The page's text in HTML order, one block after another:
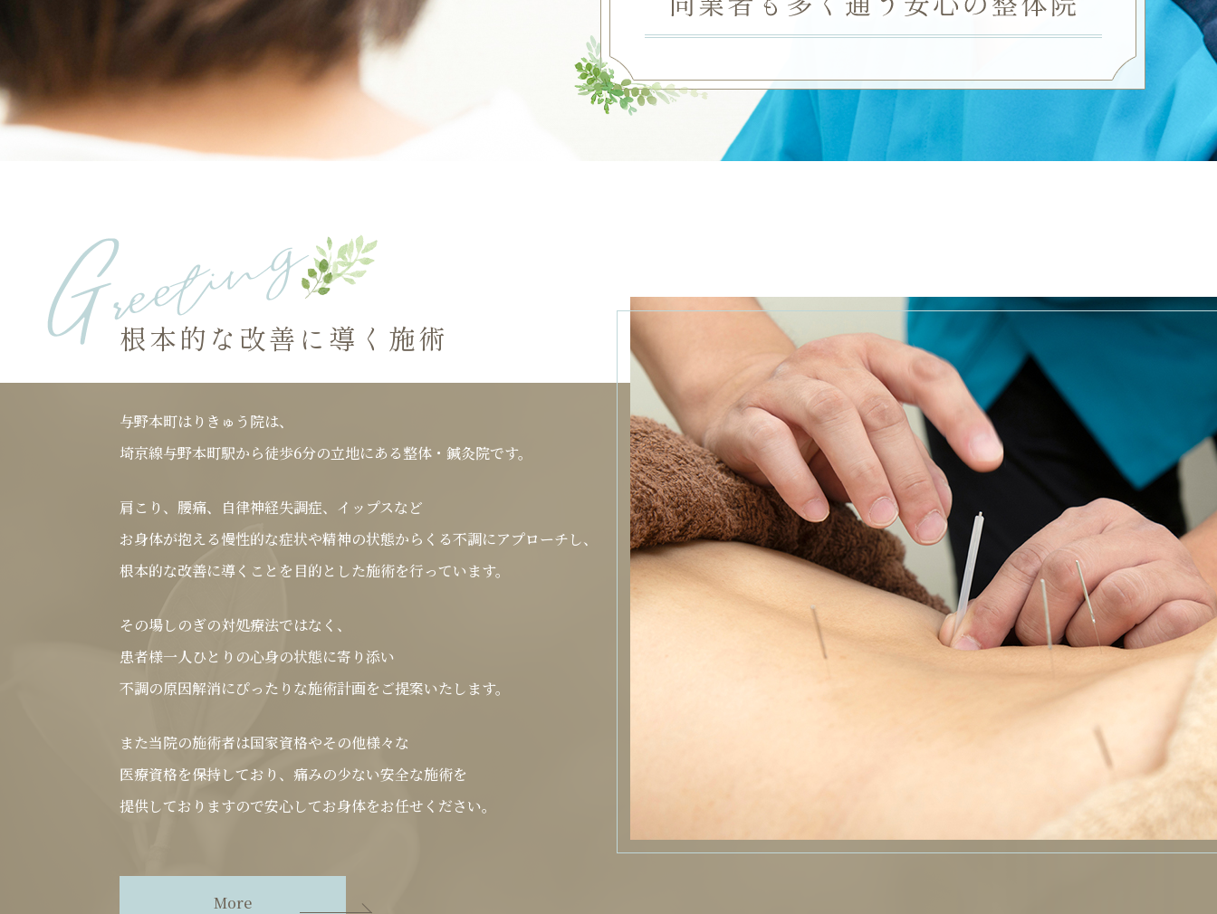
根本的な改善に導く施術
与野本町はりきゅう院は、
埼京線与野本町駅から徒歩6分の立地にある整体・鍼灸院です。
肩こり、腰痛、自律神経失調症、イップスなど
お身体が抱える慢性的な症状や精神の状態からくる不調にアプローチし、
根本的な改善に導くことを目的とした施術を行っています。
その場しのぎの対処療法ではなく、
患者様一人ひとりの心身の状態に寄り添い
不調の原因解消にぴったりな施術計画をご提案いたします。
また当院の施術者は国家資格やその他様々な
医療資格を保持しており、痛みの少ない安全な施術を
提供しておりますので安心してお身体をお任せください。
More